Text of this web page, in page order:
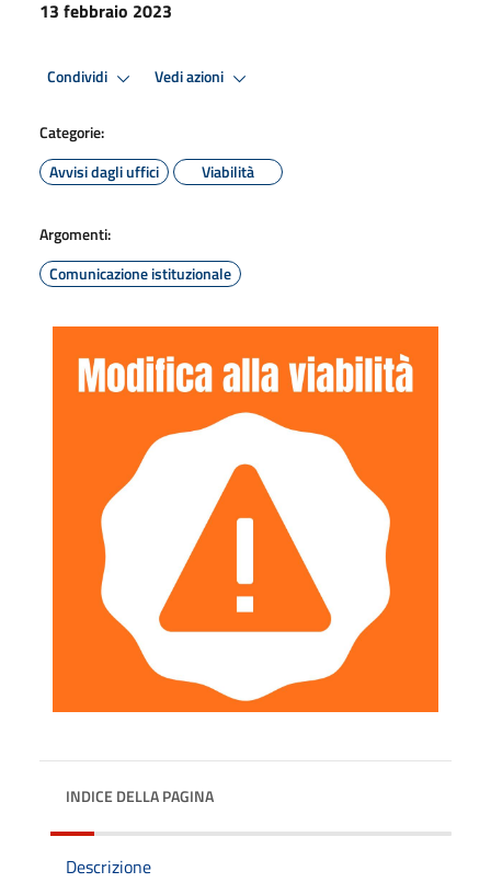
13 febbraio 2023
Condividi Vedi azioni
Categorie:
Avvisi dagli uffici
Viabilità
Argomenti:
Comunicazione istituzionale
INDICE DELLA PAGINA
Descrizione